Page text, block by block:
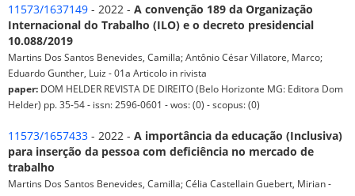
11573/1637149 - 2022 - A convenção 189 da Organização
Internacional do Trabalho (ILO) e o decreto presidencial
10.088/2019
Martins Dos Santos Benevides, Camilla; Antônio César Villatore, Marco;
Eduardo Gunther, Luiz - 01a Articolo in rivista
paper: DOM HELDER REVISTA DE DIREITO (Belo Horizonte MG: Editora Dom
Helder) pp. 35-54 - issn: 2596-0601 - wos: (0) - scopus: (0)
11573/1657433 - 2022 - A importância da educação (Inclusiva)
para inserção da pessoa com deficiência no mercado de
trabalho
Martins Dos Santos Benevides, Camilla; Célia Castellain Guebert, Mirian -